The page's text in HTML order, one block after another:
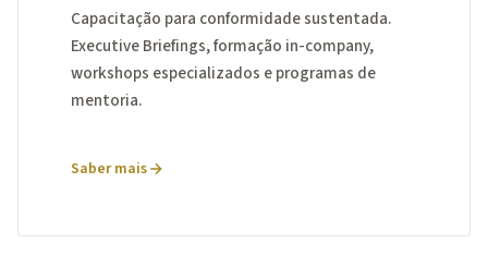
Capacitação para conformidade sustentada.
Executive Briefings, formação in-company,
workshops especializados e programas de
mentoria.
Saber mais